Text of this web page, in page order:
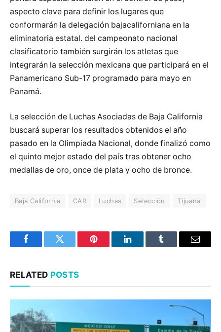
aspecto clave para definir los lugares que
conformarán la delegación bajacaliforniana en la
eliminatoria estatal. del campeonato nacional
clasificatorio también surgirán los atletas que
integrarán la selección mexicana que participará en el
Panamericano Sub-17 programado para mayo en
Panamá.
La selección de Luchas Asociadas de Baja California
buscará superar los resultados obtenidos el año
pasado en la Olimpiada Nacional, donde finalizó como
el quinto mejor estado del país tras obtener ocho
medallas de oro, once de plata y ocho de bronce.
Baja California CAR Luchas Selección Tijuana
FacebookTwitter Pinterest LinkedInTumblr Email
RELATED POSTS